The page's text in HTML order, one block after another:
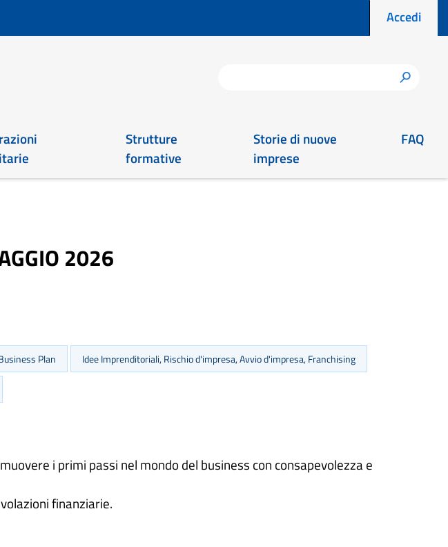
Menu
Accedi
h
2026
Strutture
formative
Storie di nuove
imprese
FAQ
2026
Plan Idee Imprenditoriali, Rischio d'impresa, Avvio d'impresa, Franchising
i primi passi nel mondo del business con consapevolezza e
finanziarie.